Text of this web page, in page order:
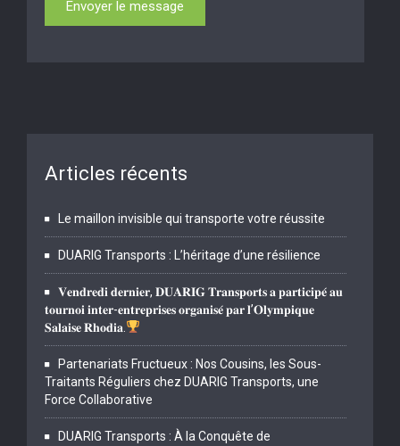
Articles récents
Le maillon invisible qui transporte votre réussite
DUARIG Transports : L’héritage d’une résilience
𝐕𝐞𝐧𝐝𝐫𝐞𝐝𝐢 𝐝𝐞𝐫𝐧𝐢𝐞𝐫, 𝐃𝐔𝐀𝐑𝐈𝐆 𝐓𝐫𝐚𝐧𝐬𝐩𝐨𝐫𝐭𝐬 𝐚 𝐩𝐚𝐫𝐭𝐢𝐜𝐢𝐩𝐞́ 𝐚𝐮
𝐭𝐨𝐮𝐫𝐧𝐨𝐢 𝐢𝐧𝐭𝐞𝐫-𝐞𝐧𝐭𝐫𝐞𝐩𝐫𝐢𝐬𝐞𝐬 𝐨𝐫𝐠𝐚𝐧𝐢𝐬𝐞́ 𝐩𝐚𝐫 𝐥’𝐎𝐥𝐲𝐦𝐩𝐢𝐪𝐮𝐞
𝐒𝐚𝐥𝐚𝐢𝐬𝐞 𝐑𝐡𝐨𝐝𝐢𝐚.
Partenariats Fructueux : Nos Cousins, les Sous-
Traitants Réguliers chez DUARIG Transports, une
Force Collaborative
DUARIG Transports : À la Conquête de